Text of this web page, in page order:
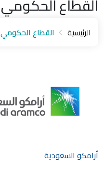
القطاع الحكومي
الرئيسية القطاع الحكومي
أرامكو السعودية